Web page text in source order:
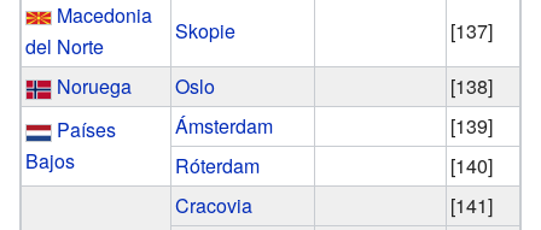
Macedonia
del Norte
Skopie
[137]
Noruega
Oslo
[138]
Países
Bajos
Ámsterdam
[139]
Róterdam
[140]
Cracovia
[141]